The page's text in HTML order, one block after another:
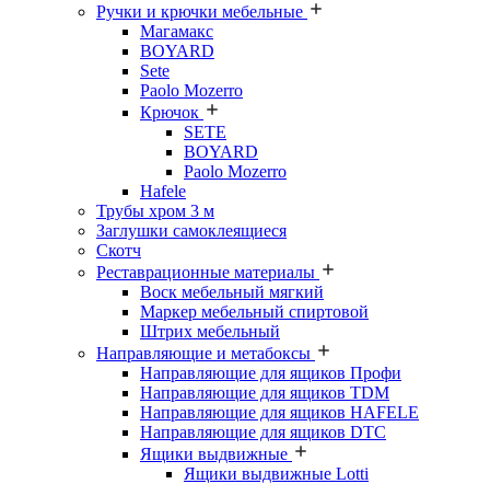
Ручки и крючки мебельные
Магамакс
BOYARD
Sete
Paolo Mozerro
Крючок
SETE
BOYARD
Paolo Mozerro
Hafele
Трубы хром 3 м
Заглушки самоклеящиеся
Скотч
Реставрационные материалы
Воск мебельный мягкий
Маркер мебельный спиртовой
Штрих мебельный
Направляющие и метабоксы
Направляющие для ящиков Профи
Направляющие для ящиков TDM
Направляющие для ящиков HAFELE
Направляющие для ящиков DTC
Ящики выдвижные
Ящики выдвижные Lotti